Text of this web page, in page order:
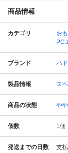
商品情報
カテゴリ お
PC
ブランド ハ
製品情報 ス
商品の状態 や
個数 1個
発送までの日数 支